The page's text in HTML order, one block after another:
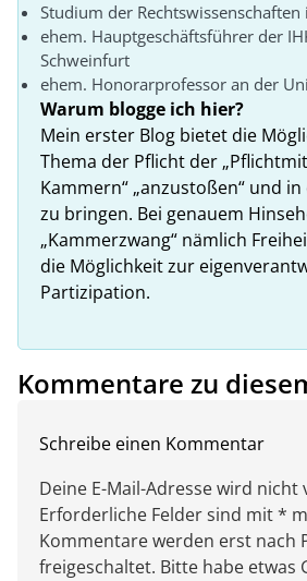
Studium der
ehem. Hauptgeschäftsführer der
Schweinfurt
ehem. Honorarprofessor an der
Warum blogge ich hier?
Mein erster Blog bietet die
Thema der Pflicht der
Kammern“ „anzustoßen“ und
zu bringen. Bei genauem
„Kammerzwang“ nämlich
die Möglichkeit zur
Partizipation.
Kommentare zu
Schreibe einen Kommentar
Deine E-Mail-Adresse wird
Erforderliche Felder sind mit *
Kommentare werden erst nach
freigeschaltet. Bitte habe etwas